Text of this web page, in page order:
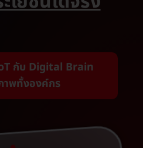
กับ Digital Brain
าพทั้งองค์กร